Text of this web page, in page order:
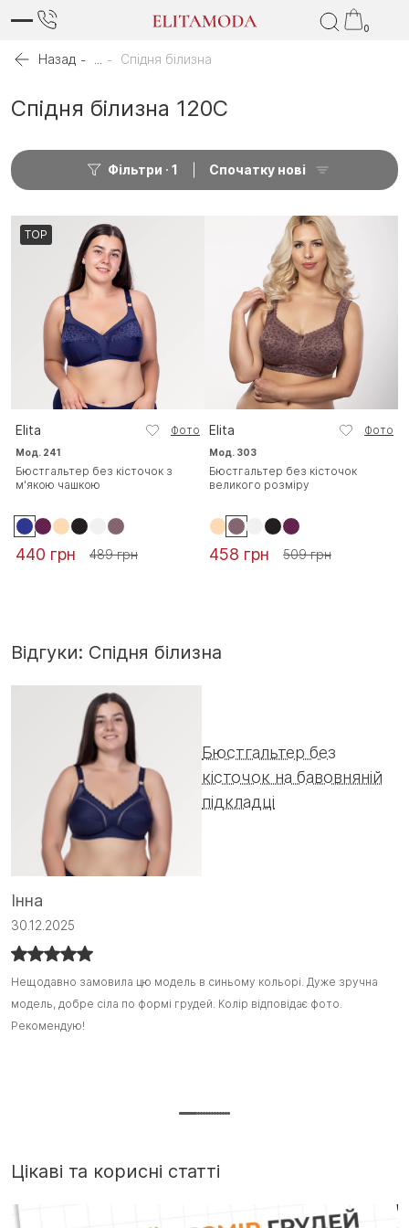
0
Назад Спідня білизна
Спідня білизна 120C
Фільтри 1 Спочатку нові
TOP
Elita Фото
Мод. 241
Бюстгальтер без кісточок з
м'якою чашкою
440 грн 489 грн
Elita Фото
Мод. 303
Бюстгальтер без кісточок
великого розміру
458 грн 509 грн
Відгуки: Спідня білизна
Бюстгальтер без
кісточок на бавовняній
підкладці
Інна
30.12.2025
Нещодавно замовила цю модель в синьому кольорі. Дуже зручна
модель, добре сіла по формі грудей. Колір відповідає фото.
Рекомендую!
Нещодавно замовила цю модель в синьому кольорі. Дуже зручна
модель, добре сіла по формі грудей. Колір відповідає фото.
Рекомендую! :)
Цікаві та корисні статті